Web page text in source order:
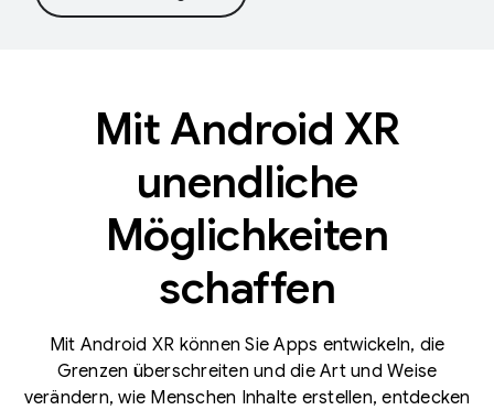
Mit Android XR
unendliche
Möglichkeiten
schaffen
Mit Android XR können Sie Apps entwickeln, die
Grenzen überschreiten und die Art und Weise
verändern, wie Menschen Inhalte erstellen, entdecken